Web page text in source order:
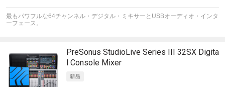
最もパワフルな64チャンネル・デジタル・ミキサーとUSBオーディオ・インタ
ーフェース。
PreSonus StudioLive Series III 32SX Digita
l Console Mixer